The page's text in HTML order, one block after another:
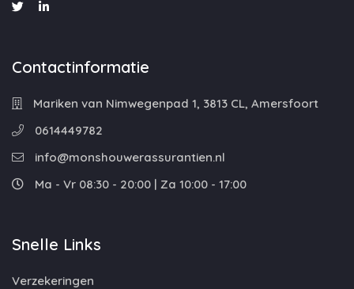
Contactinformatie
Mariken van Nimwegenpad 1, 3813 CL, Amersfoort
0614449782
info@monshouwerassurantien.nl
Ma - Vr 08:30 - 20:00 | Za 10:00 - 17:00
Snelle Links
Verzekeringen